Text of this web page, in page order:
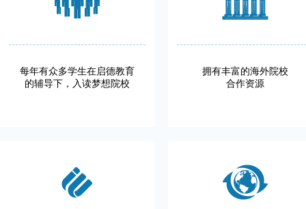
每年有众多学生在启德教育
的辅导下，入读梦想院校
拥有丰富的海外院校
合作资源